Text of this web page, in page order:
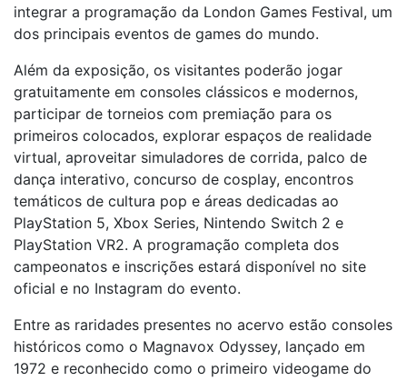
integrar a programação da London Games Festival, um
dos principais eventos de games do mundo.
Além da exposição, os visitantes poderão jogar
gratuitamente em consoles clássicos e modernos,
participar de torneios com premiação para os
primeiros colocados, explorar espaços de realidade
virtual, aproveitar simuladores de corrida, palco de
dança interativo, concurso de cosplay, encontros
temáticos de cultura pop e áreas dedicadas ao
PlayStation 5, Xbox Series, Nintendo Switch 2 e
PlayStation VR2. A programação completa dos
campeonatos e inscrições estará disponível no site
oficial e no Instagram do evento.
Entre as raridades presentes no acervo estão consoles
históricos como o Magnavox Odyssey, lançado em
1972 e reconhecido como o primeiro videogame do